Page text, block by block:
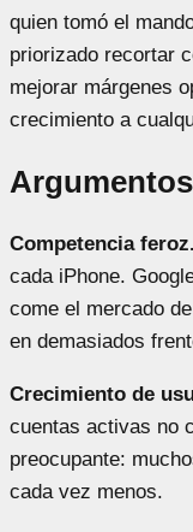
quien tomó el
priorizado recortar
mejorar márgenes
crecimiento a
Competencia feroz.
cada iPhone.
come el mercado
en demasiados
Crecimiento de
cuentas activas no
preocupante:
cada vez menos.